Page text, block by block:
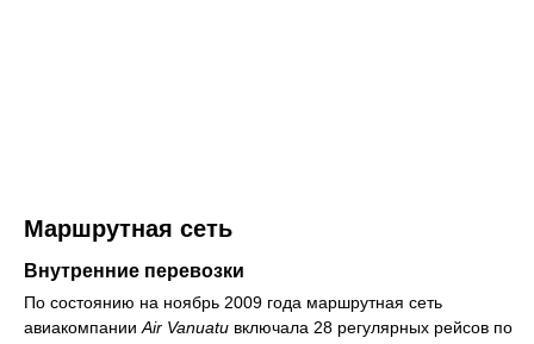
Маршрутная сеть
Внутренние перевозки
По состоянию на ноябрь 2009 года маршрутная сеть
авиакомпании Air Vanuatu включала 28 регулярных рейсов по